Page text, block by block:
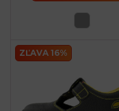
ZĽAVA 16%